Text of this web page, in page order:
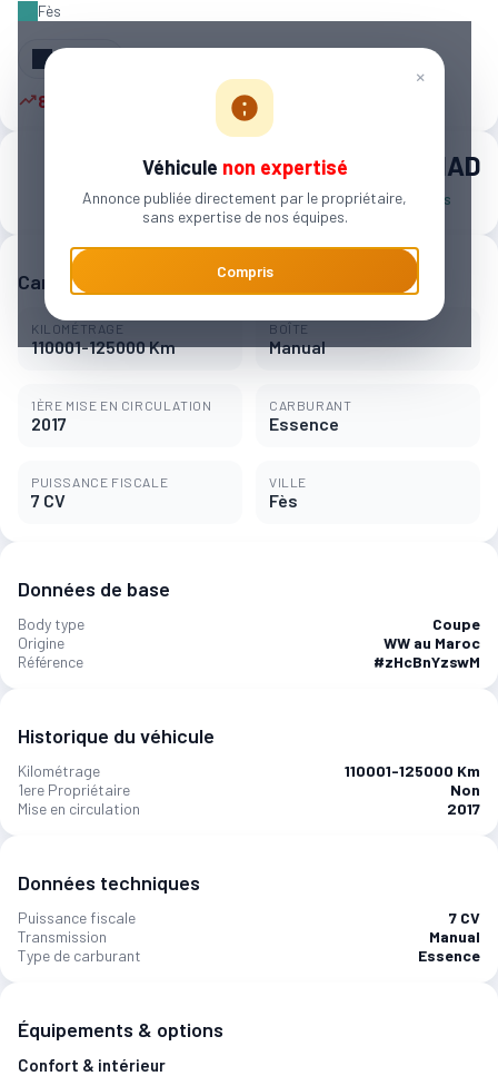
Fès
×
Véhicule non expertisé
Annonce publiée directement par le propriétaire,
sans expertise de nos équipes.
Compris
Partager
8 autres personnes sont intéressées
85 000 MAD
1 344 MAD / mois
Caractéristiques principales
KILOMÉTRAGE
110001-125000 Km
BOÎTE
Manual
1ÈRE MISE EN CIRCULATION
2017
CARBURANT
Essence
PUISSANCE FISCALE
7 CV
VILLE
Fès
Données de base
Body type
Coupe
Origine
WW au Maroc
Référence
#zHcBnYzswM
Historique du véhicule
Kilométrage
110001-125000 Km
1ere Propriétaire
Non
Mise en circulation
2017
Données techniques
Puissance fiscale
7 CV
Transmission
Manual
Type de carburant
Essence
Équipements & options
Confort & intérieur